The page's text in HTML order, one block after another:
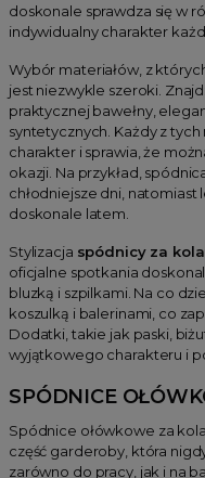
doskonale sprawdza się w
indywidualny charakter
Wybór materiałów, z
jest niezwykle szeroki.
praktycznej bawełny,
syntetycznych. Każdy z
charakter i sprawia, że
okazji. Na przykład,
chłodniejsze dni, natomiast
doskonale latem.
Stylizacja spódnicy za
oficjalne spotkania
bluzką i szpilkami. Na co
koszulką i balerinami, co
Dodatki, takie jak paski,
wyjątkowego charakteru i
SPÓDNICE
Spódnice ołówkowe za
część garderoby, która
zarówno do pracy, jak i na